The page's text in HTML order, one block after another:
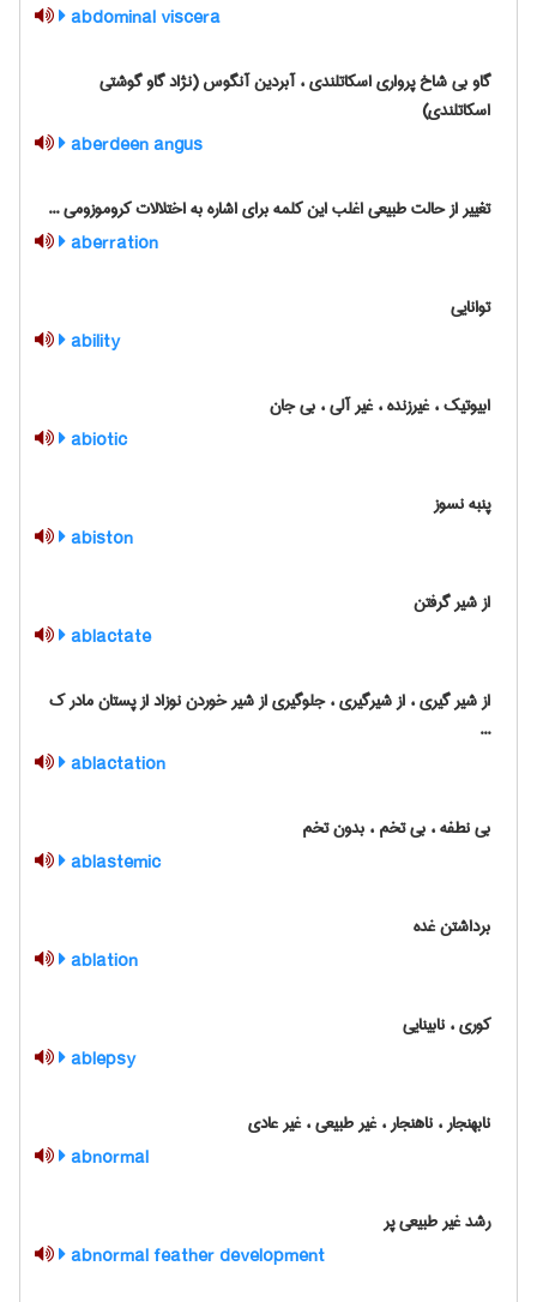
abdominal viscera
گاو بی شاخ پرواری اسکاتلندی ، آبردین آنگوس (نژاد گاو گوشتی
اسکاتلندی)
aberdeen angus
تغییر از حالت طبیعی اغلب این کلمه برای اشاره به اختلالات کروموزومی ...
aberration
توانایی
ability
ابیوتیک ، غیرزنده ، غیر آلی ، بی جان
abiotic
پنبه نسوز
abiston
از شیر گرفتن
ablactate
از شیر گیری ، از شیرگیری ، جلوگیری از شیر خوردن نوزاد از پستان مادر ک
...
ablactation
بی نطفه ، بی تخم ، بدون تخم
ablastemic
برداشتن غده
ablation
کوری ، نابینایی
ablepsy
نابهنجار ، ناهنجار ، غیر طبیعی ، غیر عادی
abnormal
رشد غیر طبیعی پر
abnormal feather development